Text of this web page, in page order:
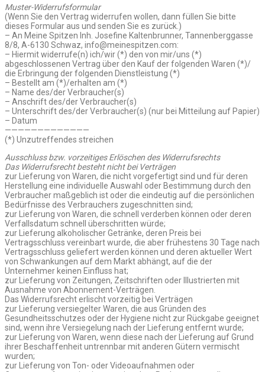
Muster-Widerrufsformular
(Wenn Sie den Vertrag widerrufen wollen, dann füllen Sie bitte
dieses Formular aus und senden Sie es zurück.)
– An Meine Spitzen Inh. Josefine Kaltenbrunner, Tannenberggasse
8/8, A-6130 Schwaz, info@meinespitzen.com:
– Hiermit widerrufe(n) ich/wir (*) den von mir/uns (*)
abgeschlossenen Vertrag über den Kauf der folgenden Waren (*)/
die Erbringung der folgenden Dienstleistung (*)
– Bestellt am (*)/erhalten am (*)
– Name des/der Verbraucher(s)
– Anschrift des/der Verbraucher(s)
– Unterschrift des/der Verbraucher(s) (nur bei Mitteilung auf Papier)
– Datum
—————————————
(*) Unzutreffendes streichen
Ausschluss bzw. vorzeitiges Erlöschen des Widerrufsrechts
Das Widerrufsrecht besteht nicht bei Verträgen
zur Lieferung von Waren, die nicht vorgefertigt sind und für deren
Herstellung eine individuelle Auswahl oder Bestimmung durch den
Verbraucher maßgeblich ist oder die eindeutig auf die persönlichen
Bedürfnisse des Verbrauchers zugeschnitten sind;
zur Lieferung von Waren, die schnell verderben können oder deren
Verfallsdatum schnell überschritten würde;
zur Lieferung alkoholischer Getränke, deren Preis bei
Vertragsschluss vereinbart wurde, die aber frühestens 30 Tage nach
Vertragsschluss geliefert werden können und deren aktueller Wert
von Schwankungen auf dem Markt abhängt, auf die der
Unternehmer keinen Einfluss hat;
zur Lieferung von Zeitungen, Zeitschriften oder Illustrierten mit
Ausnahme von Abonnement-Verträgen.
Das Widerrufsrecht erlischt vorzeitig bei Verträgen
zur Lieferung versiegelter Waren, die aus Gründen des
Gesundheitsschutzes oder der Hygiene nicht zur Rückgabe geeignet
sind, wenn ihre Versiegelung nach der Lieferung entfernt wurde;
zur Lieferung von Waren, wenn diese nach der Lieferung auf Grund
ihrer Beschaffenheit untrennbar mit anderen Gütern vermischt
wurden;
zur Lieferung von Ton- oder Videoaufnahmen oder